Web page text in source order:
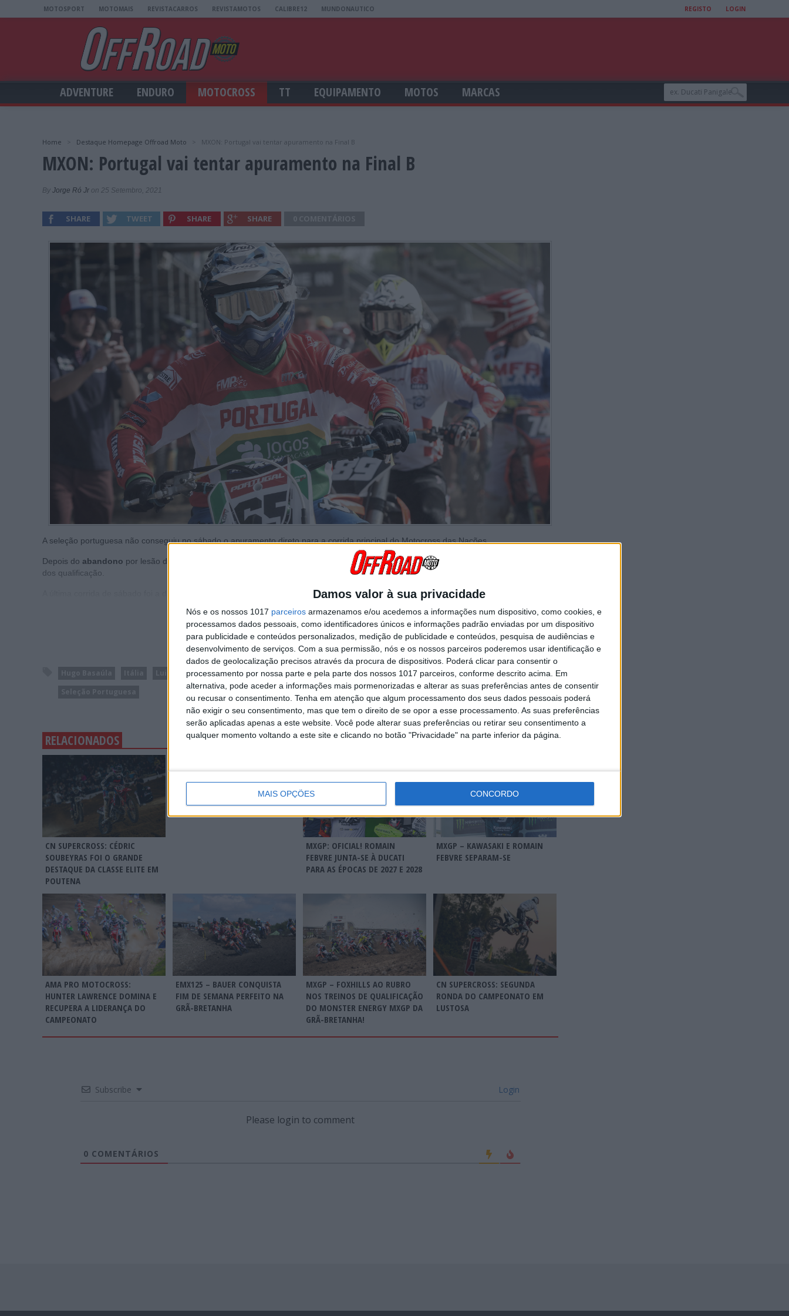
Damos valor à sua privacidade
Nós e os nossos 1017 parceiros armazenamos e/ou acedemos a informações num dispositivo, como cookies, e
processamos dados pessoais, como identificadores únicos e informações padrão enviadas por um dispositivo
para publicidade e conteúdos personalizados, medição de publicidade e conteúdos, pesquisa de audiências e
desenvolvimento de serviços. Com a sua permissão, nós e os nossos parceiros poderemos usar identificação e
dados de geolocalização precisos através da procura de dispositivos. Poderá clicar para consentir o
processamento por nossa parte e pela parte dos nossos 1017 parceiros, conforme descrito acima. Em
alternativa, pode aceder a informações mais pormenorizadas e alterar as suas preferências antes de consentir
ou recusar o consentimento. Tenha em atenção que algum processamento dos seus dados pessoais poderá
não exigir o seu consentimento, mas que tem o direito de se opor a esse processamento. As suas preferências
serão aplicadas apenas a este website. Você pode alterar suas preferências ou retirar seu consentimento a
qualquer momento voltando a este site e clicando no botão "Privacidade" na parte inferior da página.
MAIS OPÇÕES CONCORDO
MOTOSPORT MOTOMAIS REVISTACARROS REVISTAMOTOS CALIBRE12 MUNDONAUTICO REGISTO LOGIN
ADVENTURE ENDURO MOTOCROSS TT EQUIPAMENTO MOTOS MARCAS
Home Destaque Homepage Offroad Moto MXON: Portugal vai tentar apuramento na Final B
MXON: Portugal vai tentar apuramento na Final B
By Jorge Ró Jr on 25 Setembro, 2021
SHARE TWEET SHARE SHARE
A seleção portuguesa não conseguiu no sábado o apuramento direto para a corrida principal do Motocross das Nações.
Depois do abandono por lesão de Luís Outeirofoi13.ºemMX2
dos qualificação.
e todas as esperanças recaíam sobre os ombros do experienteHugo Basaúla
Continuar a ler
Luis Outeiro Mantova Marco Silva Motocross das Nações Motocross of Nations
Portugal
RELACIONADOS
CN SUPERCROSS: CÉDRIC
SOUBEYRAS FOI O GRANDE
DESTAQUE DA CLASSE ELITE EM
POUTENA
NA AREIA DE LOMMEL; VITÓRIA
RECORDE E LIDERANÇA
MXGP: OFICIAL! ROMAIN
FEBVRE JUNTA-SE À DUCATI
PARA AS ÉPOCAS DE 2027 E 2028
MXGP – KAWASAKI E ROMAIN
FEBVRE SEPARAM-SE
AMA PRO MOTOCROSS:
HUNTER LAWRENCE DOMINA E
RECUPERA A LIDERANÇA DO
CAMPEONATO
EMX125 – BAUER CONQUISTA
FIM DE SEMANA PERFEITO NA
GRÃ-BRETANHA
MXGP – FOXHILLS AO RUBRO
NOS TREINOS DE QUALIFICAÇÃO
DO MONSTER ENERGY MXGP DA
GRÃ-BRETANHA!
CN SUPERCROSS: SEGUNDA
RONDA DO CAMPEONATO EM
LUSTOSA
Subscribe Login
Please login to comment
0 COMENTÁRIOS